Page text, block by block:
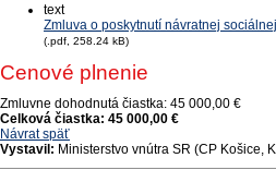
text
Zmluva o poskytnutí návratnej
(.pdf, 258.24 kB)
Cenové plnenie
Zmluvne dohodnutá čiastka: 45 000,00 €
Celková čiastka: 45 000,00 €
Návrat späť
Vystavil: Ministerstvo vnútra SR (CP Košice,